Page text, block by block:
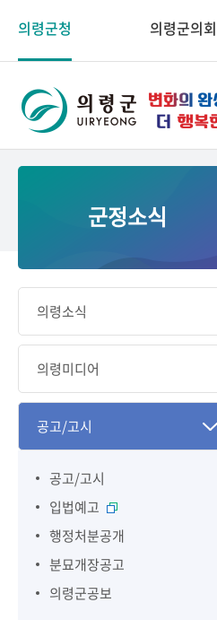
의령군청 의령군의회
군정소식
의령소식
의령미디어
공고/고시
공고/고시
입법예고
행정처분공개
분묘개장공고
의령군공보